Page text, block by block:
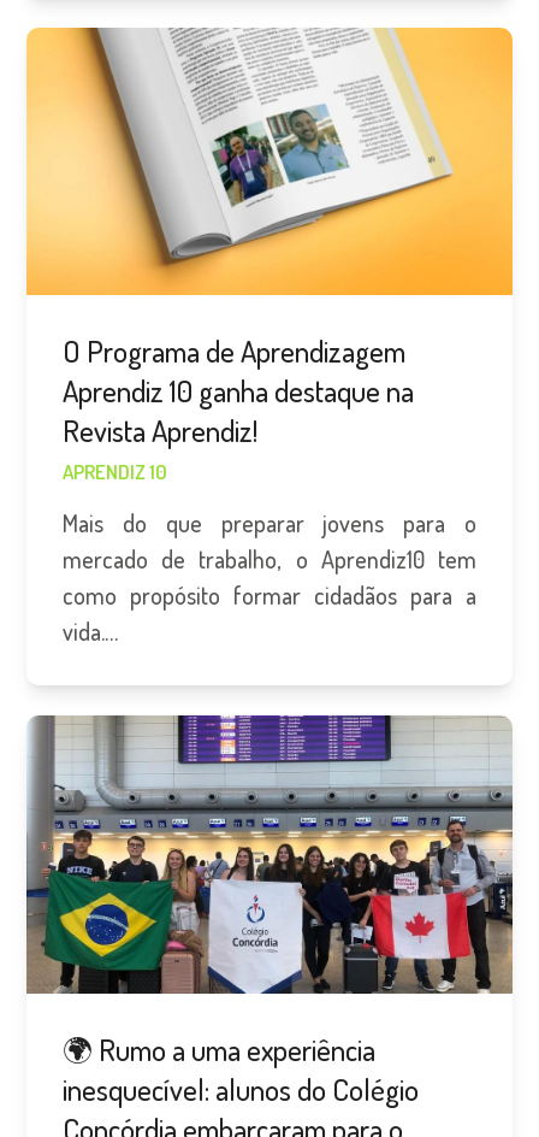
O Programa de Aprendizagem
Aprendiz 10 ganha destaque na
Revista Aprendiz!
APRENDIZ 10
Mais do que preparar jovens para o
mercado de trabalho, o Aprendiz10 tem
como propósito formar cidadãos para a
vida.…
🌍 Rumo a uma experiência
inesquecível: alunos do Colégio
Concórdia embarcaram para o